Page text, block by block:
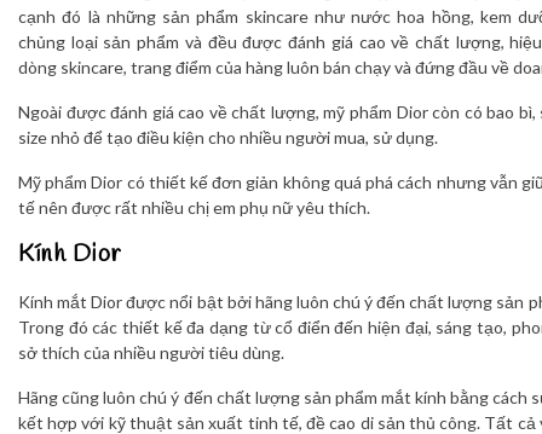
cạnh đó là những sản phẩm skincare như nước hoa hồng, kem
chủng loại sản phẩm và đều được đánh giá cao về chất lượng,
dòng skincare, trang điểm của hàng luôn bán chạy và đứng đầu về
Ngoài được đánh giá cao về chất lượng, mỹ phẩm Dior còn có bao
size nhỏ để tạo điều kiện cho nhiều người mua, sử dụng.
Mỹ phẩm Dior có thiết kế đơn giản không quá phá cách nhưng vẫn
tế nên được rất nhiều chị em phụ nữ yêu thích.
Kính Dior
Kính mắt Dior được nổi bật bởi hãng luôn chú ý đến chất lượng sản
Trong đó các thiết kế đa dạng từ cổ điển đến hiện đại, sáng tạo,
sở thích của nhiều người tiêu dùng.
Hãng cũng luôn chú ý đến chất lượng sản phẩm mắt kính bằng cách
kết hợp với kỹ thuật sản xuất tinh tế, đề cao di sản thủ công. Tất